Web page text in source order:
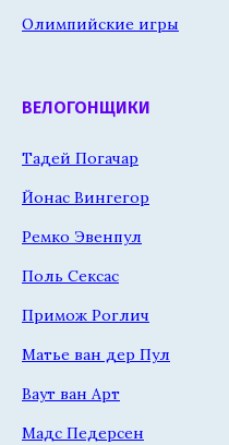
Олимпийские игры
ВЕЛОГОНЩИКИ
Тадей Погачар
Йонас Вингегор
Ремко Эвенпул
Поль Сексас
Примож Роглич
Матье ван дер Пул
Ваут ван Арт
Мадс Педерсен